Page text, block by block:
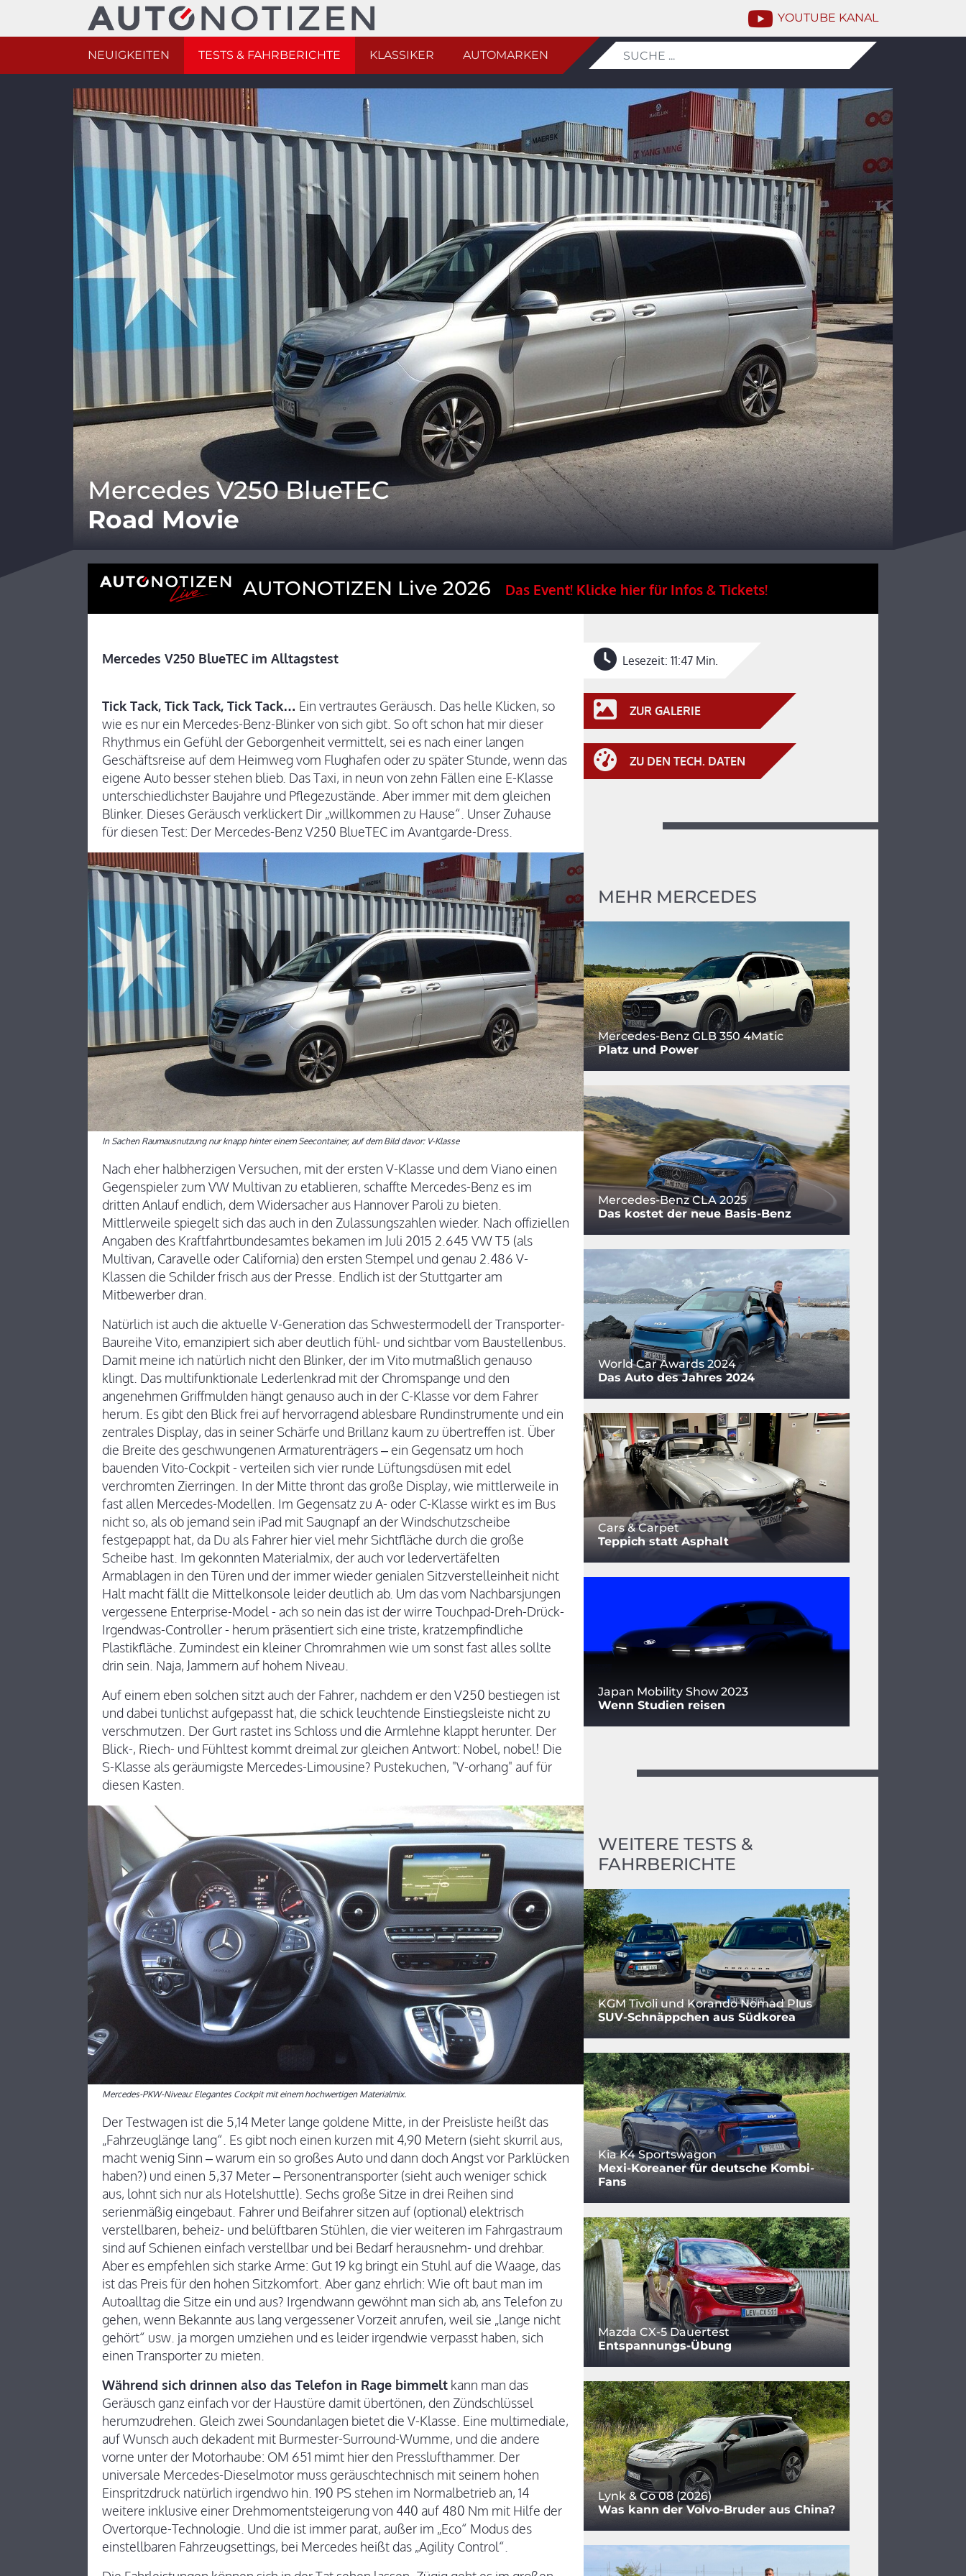
YOUTUBE KANAL
NEUIGKEITEN TESTS & FAHRBERICHTE KLASSIKER AUTOMARKEN
Mercedes V250 BlueTEC
Road Movie
AUTONOTIZEN Live 2026 Das Event! Klicke hier für Infos & Tickets!
Mercedes V250 BlueTEC im Alltagstest
Tick Tack, Tick Tack, Tick Tack… Ein vertrautes Geräusch. Das helle Klicken, so
wie es nur ein Mercedes-Benz-Blinker von sich gibt. So oft schon hat mir dieser
Rhythmus ein Gefühl der Geborgenheit vermittelt, sei es nach einer langen
Geschäftsreise auf dem Heimweg vom Flughafen oder zu später Stunde, wenn das
eigene Auto besser stehen blieb. Das Taxi, in neun von zehn Fällen eine E-Klasse
unterschiedlichster Baujahre und Pflegezustände. Aber immer mit dem gleichen
Blinker. Dieses Geräusch verklickert Dir „willkommen zu Hause“. Unser Zuhause
für diesen Test: Der Mercedes-Benz V250 BlueTEC im Avantgarde-Dress.
In Sachen Raumausnutzung nur knapp hinter einem Seecontainer, auf dem Bild davor: V-Klasse
Nach eher halbherzigen Versuchen, mit der ersten V-Klasse und dem Viano einen
Gegenspieler zum VW Multivan zu etablieren, schaffte Mercedes-Benz es im
dritten Anlauf endlich, dem Widersacher aus Hannover Paroli zu bieten.
Mittlerweile spiegelt sich das auch in den Zulassungszahlen wieder. Nach offiziellen
Angaben des Kraftfahrtbundesamtes bekamen im Juli 2015 2.645 VW T5 (als
Multivan, Caravelle oder California) den ersten Stempel und genau 2.486 V-
Klassen die Schilder frisch aus der Presse. Endlich ist der Stuttgarter am
Mitbewerber dran.
Natürlich ist auch die aktuelle V-Generation das Schwestermodell der Transporter-
Baureihe Vito, emanzipiert sich aber deutlich fühl- und sichtbar vom Baustellenbus.
Damit meine ich natürlich nicht den Blinker, der im Vito mutmaßlich genauso
klingt. Das multifunktionale Lederlenkrad mit der Chromspange und den
angenehmen Griffmulden hängt genauso auch in der C-Klasse vor dem Fahrer
herum. Es gibt den Blick frei auf hervorragend ablesbare Rundinstrumente und ein
zentrales Display, das in seiner Schärfe und Brillanz kaum zu übertreffen ist. Über
die Breite des geschwungenen Armaturenträgers – ein Gegensatz um hoch
bauenden Vito-Cockpit - verteilen sich vier runde Lüftungsdüsen mit edel
verchromten Zierringen. In der Mitte thront das große Display, wie mittlerweile in
fast allen Mercedes-Modellen. Im Gegensatz zu A- oder C-Klasse wirkt es im Bus
nicht so, als ob jemand sein iPad mit Saugnapf an der Windschutzscheibe
festgepappt hat, da Du als Fahrer hier viel mehr Sichtfläche durch die große
Scheibe hast. Im gekonnten Materialmix, der auch vor ledervertäfelten
Armablagen in den Türen und der immer wieder genialen Sitzverstelleinheit nicht
Halt macht fällt die Mittelkonsole leider deutlich ab. Um das vom Nachbarsjungen
vergessene Enterprise-Model - ach so nein das ist der wirre Touchpad-Dreh-Drück-
Irgendwas-Controller - herum präsentiert sich eine triste, kratzempfindliche
Plastikfläche. Zumindest ein kleiner Chromrahmen wie um sonst fast alles sollte
drin sein. Naja, Jammern auf hohem Niveau.
Auf einem eben solchen sitzt auch der Fahrer, nachdem er den V250 bestiegen ist
und dabei tunlichst aufgepasst hat, die schick leuchtende Einstiegsleiste nicht zu
verschmutzen. Der Gurt rastet ins Schloss und die Armlehne klappt herunter. Der
Blick-, Riech- und Fühltest kommt dreimal zur gleichen Antwort: Nobel, nobel! Die
S-Klasse als geräumigste Mercedes-Limousine? Pustekuchen, "V-orhang" auf für
diesen Kasten.
Mercedes-PKW-Niveau: Elegantes Cockpit mit einem hochwertigen Materialmix.
Der Testwagen ist die 5,14 Meter lange goldene Mitte, in der Preisliste heißt das
„Fahrzeuglänge lang“. Es gibt noch einen kurzen mit 4,90 Metern (sieht skurril aus,
macht wenig Sinn – warum ein so großes Auto und dann doch Angst vor Parklücken
haben?) und einen 5,37 Meter – Personentransporter (sieht auch weniger schick
aus, lohnt sich nur als Hotelshuttle). Sechs große Sitze in drei Reihen sind
serienmäßig eingebaut. Fahrer und Beifahrer sitzen auf (optional) elektrisch
verstellbaren, beheiz- und belüftbaren Stühlen, die vier weiteren im Fahrgastraum
sind auf Schienen einfach verstellbar und bei Bedarf herausnehm- und drehbar.
Aber es empfehlen sich starke Arme: Gut 19 kg bringt ein Stuhl auf die Waage, das
ist das Preis für den hohen Sitzkomfort. Aber ganz ehrlich: Wie oft baut man im
Autoalltag die Sitze ein und aus? Irgendwann gewöhnt man sich ab, ans Telefon zu
gehen, wenn Bekannte aus lang vergessener Vorzeit anrufen, weil sie „lange nicht
gehört“ usw. ja morgen umziehen und es leider irgendwie verpasst haben, sich
einen Transporter zu mieten.
Während sich drinnen also das Telefon in Rage bimmelt kann man das
Geräusch ganz einfach vor der Haustüre damit übertönen, den Zündschlüssel
herumzudrehen. Gleich zwei Soundanlagen bietet die V-Klasse. Eine multimediale,
auf Wunsch auch dekadent mit Burmester-Surround-Wumme, und die andere
vorne unter der Motorhaube: OM 651 mimt hier den Presslufthammer. Der
universale Mercedes-Dieselmotor muss geräuschtechnisch mit seinem hohen
Einspritzdruck natürlich irgendwo hin. 190 PS stehen im Normalbetrieb an, 14
weitere inklusive einer Drehmomentsteigerung von 440 auf 480 Nm mit Hilfe der
Overtorque-Technologie. Und die ist immer parat, außer im „Eco“ Modus des
einstellbaren Fahrzeugsettings, bei Mercedes heißt das „Agility Control“.
Lesezeit: 11:47 Min.
ZUR GALERIE
ZU DEN TECH. DATEN
MEHR MERCEDES
Mercedes-Benz GLB 350 4Matic
Platz und Power
Mercedes-Benz CLA 2025
Das kostet der neue Basis-Benz
World Car Awards 2024
Das Auto des Jahres 2024
Cars & Carpet
Teppich statt Asphalt
Japan Mobility Show 2023
Wenn Studien reisen
WEITERE TESTS &
FAHRBERICHTE
KGM Tivoli und Korando Nomad Plus
SUV-Schnäppchen aus Südkorea
Kia K4 Sportswagon
Mexi-Koreaner für deutsche Kombi-
Fans
Mazda CX-5 Dauertest
Entspannungs-Übung
Lynk & Co 08 (2026)
Was kann der Volvo-Bruder aus China?